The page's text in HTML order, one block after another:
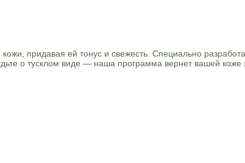
придавая ей тонус и свежесть. Специально
о тусклом виде — наша программа вернет вашей